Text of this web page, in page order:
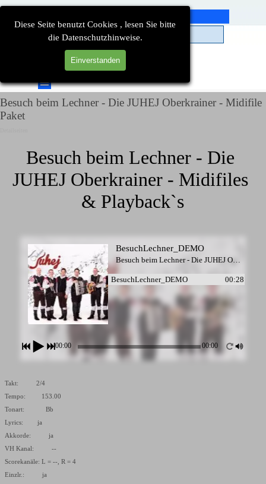
Diese Seite benutzt Cookies , lesen Sie bitte
die Datenschutzhinweise.
Einverstanden
Direkt zum Seiteninhalt
Menü überspringen
Besuch beim Lechner - Die JUHEJ Oberkrainer - Midifile
Paket
Besuch beim Lechner - Die
JUHEJ Oberkrainer - Midifiles
& Playback`s
BesuchLechner_DEMO
Besuch beim Lechner - Die JUHEJ Oberkrainer
BesuchLechner_DEMO
00:28
00:00 00:00
Takt: 2/4
Tempo: 153.00
Tonart: Bb
Lyrics: ja
Akkorde: ja
VH Kanal: --
Scorekanäle: L = --, R = 4
Einzlr.: ja